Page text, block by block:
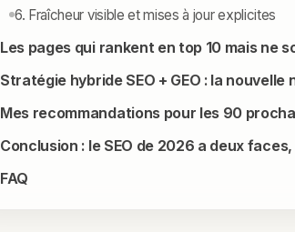
6. Fraîcheur visible et mises à jour explicites
Les pages qui rankent en top 10 mais ne
Stratégie hybride SEO + GEO : la nouvelle
Mes recommandations pour les 90
Conclusion : le SEO de 2026 a deux
FAQ